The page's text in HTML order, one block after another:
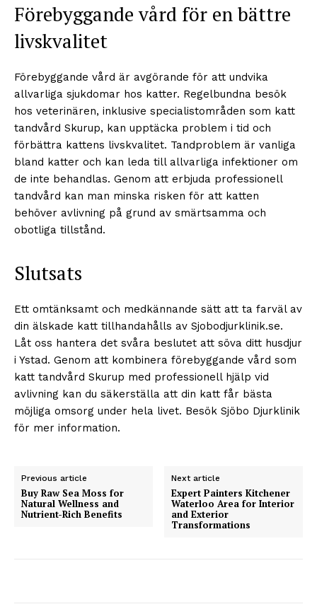
Förebyggande vård för en bättre
livskvalitet
Förebyggande vård är avgörande för att undvika
allvarliga sjukdomar hos katter. Regelbundna besök
hos veterinären, inklusive specialistområden som katt
tandvård Skurup, kan upptäcka problem i tid och
förbättra kattens livskvalitet. Tandproblem är vanliga
bland katter och kan leda till allvarliga infektioner om
de inte behandlas. Genom att erbjuda professionell
tandvård kan man minska risken för att katten
behöver avlivning på grund av smärtsamma och
obotliga tillstånd.
Slutsats
Ett omtänksamt och medkännande sätt att ta farväl av
din älskade katt tillhandahålls av Sjobodjurklinik.se.
Låt oss hantera det svåra beslutet att söva ditt husdjur
i Ystad. Genom att kombinera förebyggande vård som
katt tandvård Skurup med professionell hjälp vid
avlivning kan du säkerställa att din katt får bästa
möjliga omsorg under hela livet. Besök Sjöbo Djurklinik
för mer information.
Previous article
Buy Raw Sea Moss for
Natural Wellness and
Nutrient-Rich Benefits
Next article
Expert Painters Kitchener
Waterloo Area for Interior
and Exterior
Transformations